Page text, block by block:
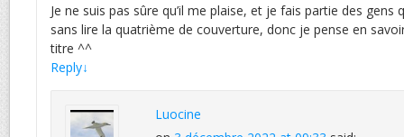
Je ne suis pas sûre qu’il me plaise, et je fais partie des gens
sans lire la quatrième de couverture, donc je pense en
titre ^^
Reply↓
Luocine